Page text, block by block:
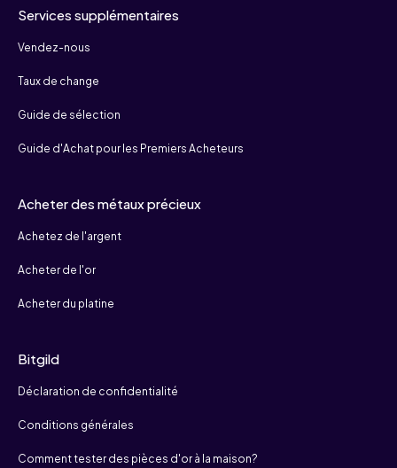
Services supplémentaires
Vendez-nous
Taux de change
Guide de sélection
Guide d'Achat pour les Premiers Acheteurs
Acheter des métaux précieux
Achetez de l'argent
Acheter de l'or
Acheter du platine
Bitgild
Déclaration de confidentialité
Conditions générales
Comment tester des pièces d'or à la maison?